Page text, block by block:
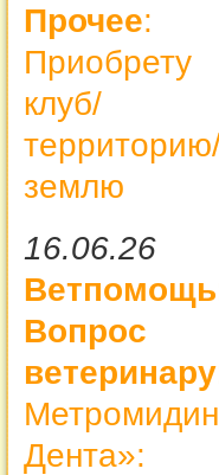
Прочее:
Приобрету
клуб/
землю
16.06.26
Вопрос
ветеринару
Метромидин
Дента»: